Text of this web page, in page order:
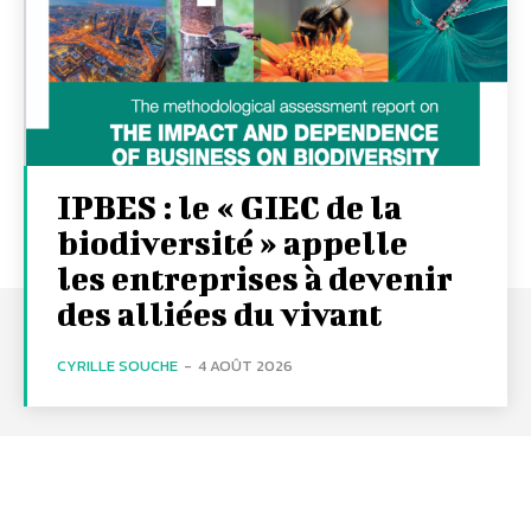
IPBES : le « GIEC de la
biodiversité » appelle
les entreprises à devenir
des alliées du vivant
CYRILLE SOUCHE - 4 AOÛT 2026